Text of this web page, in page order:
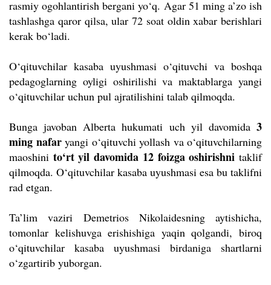
rasmiy ogohlantirish bergani yo‘q. Agar 51 ming a’zo ish
tashlashga qaror qilsa, ular 72 soat oldin xabar berishlari
kerak bo‘ladi.
O‘qituvchilar kasaba uyushmasi o‘qituvchi va boshqa
pedagoglarning oyligi oshirilishi va maktablarga yangi
o‘qituvchilar uchun pul ajratilishini talab qilmoqda.
Bunga javoban Alberta hukumati uch yil davomida 3
ming nafaryangi o‘qituvchi yollash va o‘qituvchilarning
maoshini to‘rt yil davomida 12 foizga oshirishnitaklif
qilmoqda. O‘qituvchilar kasaba uyushmasi esa bu taklifni
rad etgan.
Ta’lim vaziri Demetrios Nikolaidesning aytishicha,
tomonlar kelishuvga erishishiga yaqin qolgandi, biroq
o‘qituvchilar kasaba uyushmasi birdaniga shartlarni
o‘zgartirib yuborgan.